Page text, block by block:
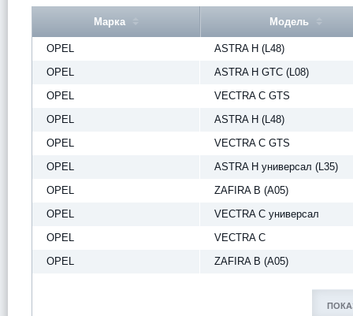
Марка Модель
OPEL
ASTRA H (L48)
OPEL
ASTRA H GTC (L08)
OPEL
VECTRA C GTS
OPEL
ASTRA H (L48)
OPEL
VECTRA C GTS
OPEL
ASTRA H универсал (L35)
OPEL
ZAFIRA B (A05)
OPEL
VECTRA C универсал
OPEL
VECTRA C
OPEL
ZAFIRA B (A05)